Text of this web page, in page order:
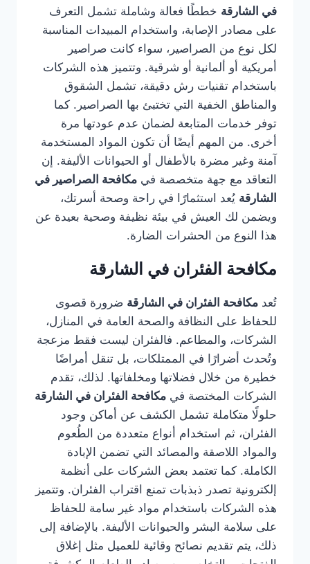
في الشارقة خططًا فعالة وشاملة تشمل التعرف
على مصادر الإصابة، واستخدام المبيدات المناسبة
لكل نوع من الصراصير، سواء كانت صراصير
أمريكية أو ألمانية أو شرقية. وتتميز هذه الشركات
باستخدام تقنيات رش دقيقة، تشمل الشقوق
والمناطق الخفية التي تختبئ بها الصراصير. كما
توفر خدمات المتابعة لضمان عدم عودتها مرة
أخرى. من المهم أيضًا أن تكون المواد المستخدمة
آمنة وغير مضرة بالأطفال أو الحيوانات الأليفة. إن
التعاقد مع جهة متخصصة في مكافحة الصراصير في
الشارقة يُعد استثمارًا في راحة وصحة أسرتك،
ويضمن لك العيش في بيئة نظيفة وصحية بعيدة عن
هذا النوع من الحشرات الضارة.
مكافحة الفئران في الشارقة
تُعد مكافحة الفئران في الشارقة ضرورة قصوى
للحفاظ على النظافة والصحة العامة في المنازل،
الشركات، والمطاعم. فالفئران ليست فقط مزعجة
وتُحدث أضرارًا في الممتلكات، بل تنقل أمراضًا
خطيرة من خلال فضلاتها ومخلفاتها. لذلك، تقدم
الشركات المختصة في مكافحة الفئران في الشارقة
حلولًا متكاملة تشمل الكشف عن أماكن وجود
الفئران، ثم استخدام أنواع متعددة من الطُعوم
والمواد اللاصقة والمصائد التي تضمن الإبادة
الكاملة. كما تعتمد بعض الشركات على أنظمة
إلكترونية تصدر ذبذبات تمنع اقتراب الفئران. وتتميز
هذه الشركات باستخدام مواد غير سامة للحفاظ
على سلامة البشر والحيوانات الأليفة. بالإضافة إلى
ذلك، يتم تقديم نصائح وقائية للعميل مثل إغلاق